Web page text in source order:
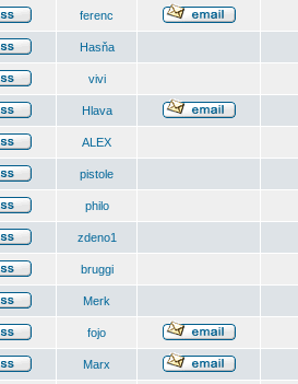
ferenc
Hasňa
vivi
Hlava
ALEX
pistole
philo
zdeno1
bruggi
Merk
fojo
Marx